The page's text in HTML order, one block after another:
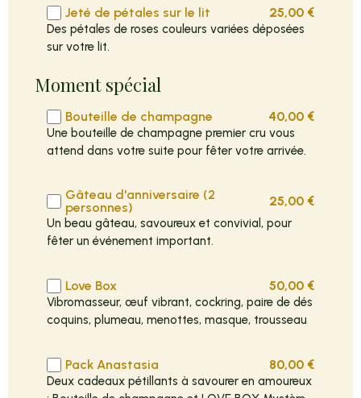
Jeté de pétales sur le lit 25,00 €
Des pétales de roses couleurs variées déposées
sur votre lit.
Moment spécial
Bouteille de champagne 40,00 €
Une bouteille de champagne premier cru vous
attend dans votre suite pour fêter votre arrivée.
Gâteau d'anniversaire (2
personnes)
25,00 €
Un beau gâteau, savoureux et convivial, pour
fêter un événement important.
Love Box 50,00 €
Vibromasseur, œuf vibrant, cockring, paire de dés
coquins, plumeau, menottes, masque, trousseau
Pack Anastasia 80,00 €
Deux cadeaux pétillants à savourer en amoureux